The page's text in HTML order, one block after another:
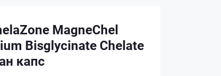
MagneChel
Bisglycinate Chelate
капс